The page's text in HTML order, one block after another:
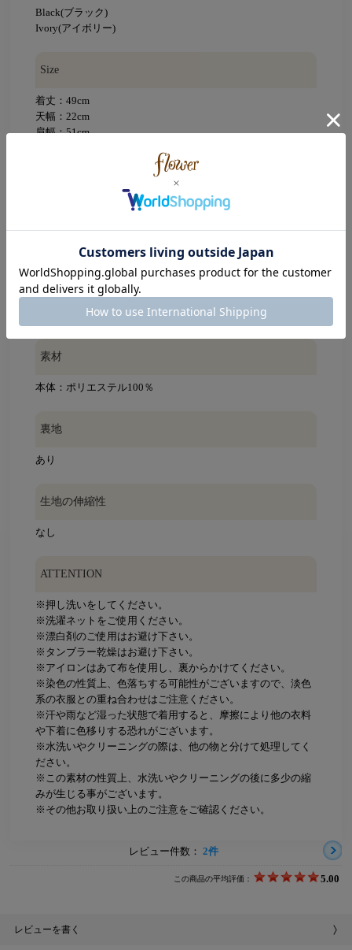
Black(ブラック)
Ivory(アイボリー)
Size
着丈：49cm
天幅：22cm
肩幅：51cm
着用モデル
YAGI：160cm、TANABE：154cm、SEINO：155cm
素材
本体：ポリエステル100％
裏地
あり
生地の伸縮性
なし
ATTENTION
※押し洗いをしてください。
※洗濯ネットをご使用ください。
※漂白剤のご使用はお避け下さい。
※タンブラー乾燥はお避け下さい。
※アイロンはあて布を使用し、裏からかけてください。
※染色の性質上、色落ちする可能性がございますので、淡色
系の衣服との重ね合わせはご注意ください。
※汗や雨など湿った状態で着用すると、摩擦により他の衣料
や下着に色移りする恐れがございます。
※水洗いやクリーニングの際は、他の物と分けて処理してく
ださい。
※この素材の性質上、水洗いやクリーニングの後に多少の縮
みが生じる事がございます。
※その他お取り扱い上のご注意をご確認ください。
レビュー件数： 2件
この商品の平均評価： 5.00
レビューを書く